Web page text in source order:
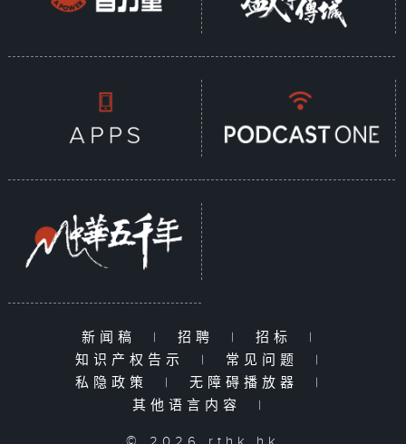
新闻稿 | 招聘 | 招标
|
知识产权告示
| 常见问题
|
私隐政策
| 无障碍播放器
|
其他语言内容
|